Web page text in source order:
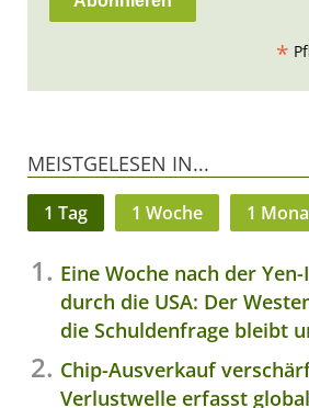
*
MEISTGELESEN IN...
1 Tag 1 Woche 1
Eine Woche nach der
durch die USA: Der
die Schuldenfrage bleibt
Chip-Ausverkauf
Verlustwelle erfasst